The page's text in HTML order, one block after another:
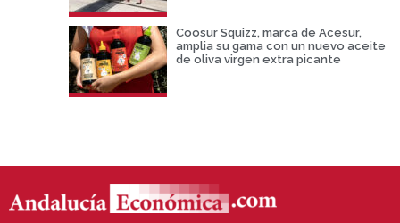
Coosur Squizz, marca de Acesur,
amplia su gama con un nuevo aceite
de oliva virgen extra picante